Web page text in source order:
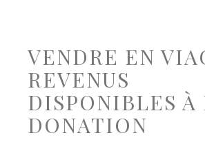
VENDRE EN
REVENUS
DISPONIBLES À
DONATION